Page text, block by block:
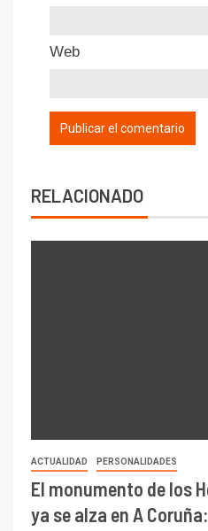
Web
RELACIONADO
ACTUALIDAD PERSONALIDADES
El monumento de los
ya se alza en A